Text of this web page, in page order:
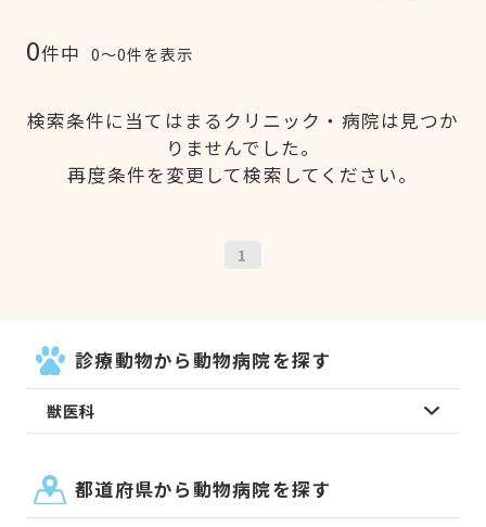
0件中 0〜0件を表示
検索条件に当てはまるクリニック・病院は見つか
りませんでした。
再度条件を変更して検索してください。
1
診療動物から動物病院を探す
獣医科
都道府県から動物病院を探す